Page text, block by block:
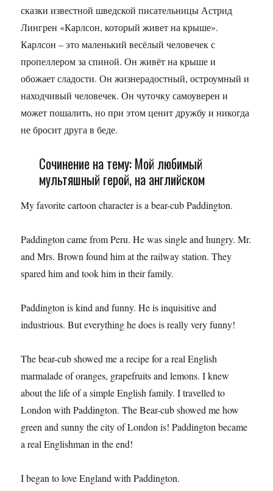
сказки известной шведской писательницы Астрид
Лингрен «Карлсон, который живет на крыше».
Карлсон – это маленький весёлый человечек с
пропеллером за спиной. Он живёт на крыше и
обожает сладости. Он жизнерадостный, остроумный и
находчивый человечек. Он чуточку самоуверен и
может пошалить, но при этом ценит дружбу и никогда
не бросит друга в беде.
Сочинение на тему: Мой любимый
мультяшный герой, на английском
My favorite cartoon character is a bear-cub Paddington.
Paddington came from Peru. He was single and hungry. Mr.
and Mrs. Brown found him at the railway station. They
spared him and took him in their family.
Paddington is kind and funny. He is inquisitive and
industrious. But everything he does is really very funny!
The bear-cub showed me a recipe for a real English
marmalade of oranges, grapefruits and lemons. I knew
about the life of a simple English family. I travelled to
London with Paddington. The Bear-cub showed me how
green and sunny the city of London is! Paddington became
a real Englishman in the end!
I began to love England with Paddington.